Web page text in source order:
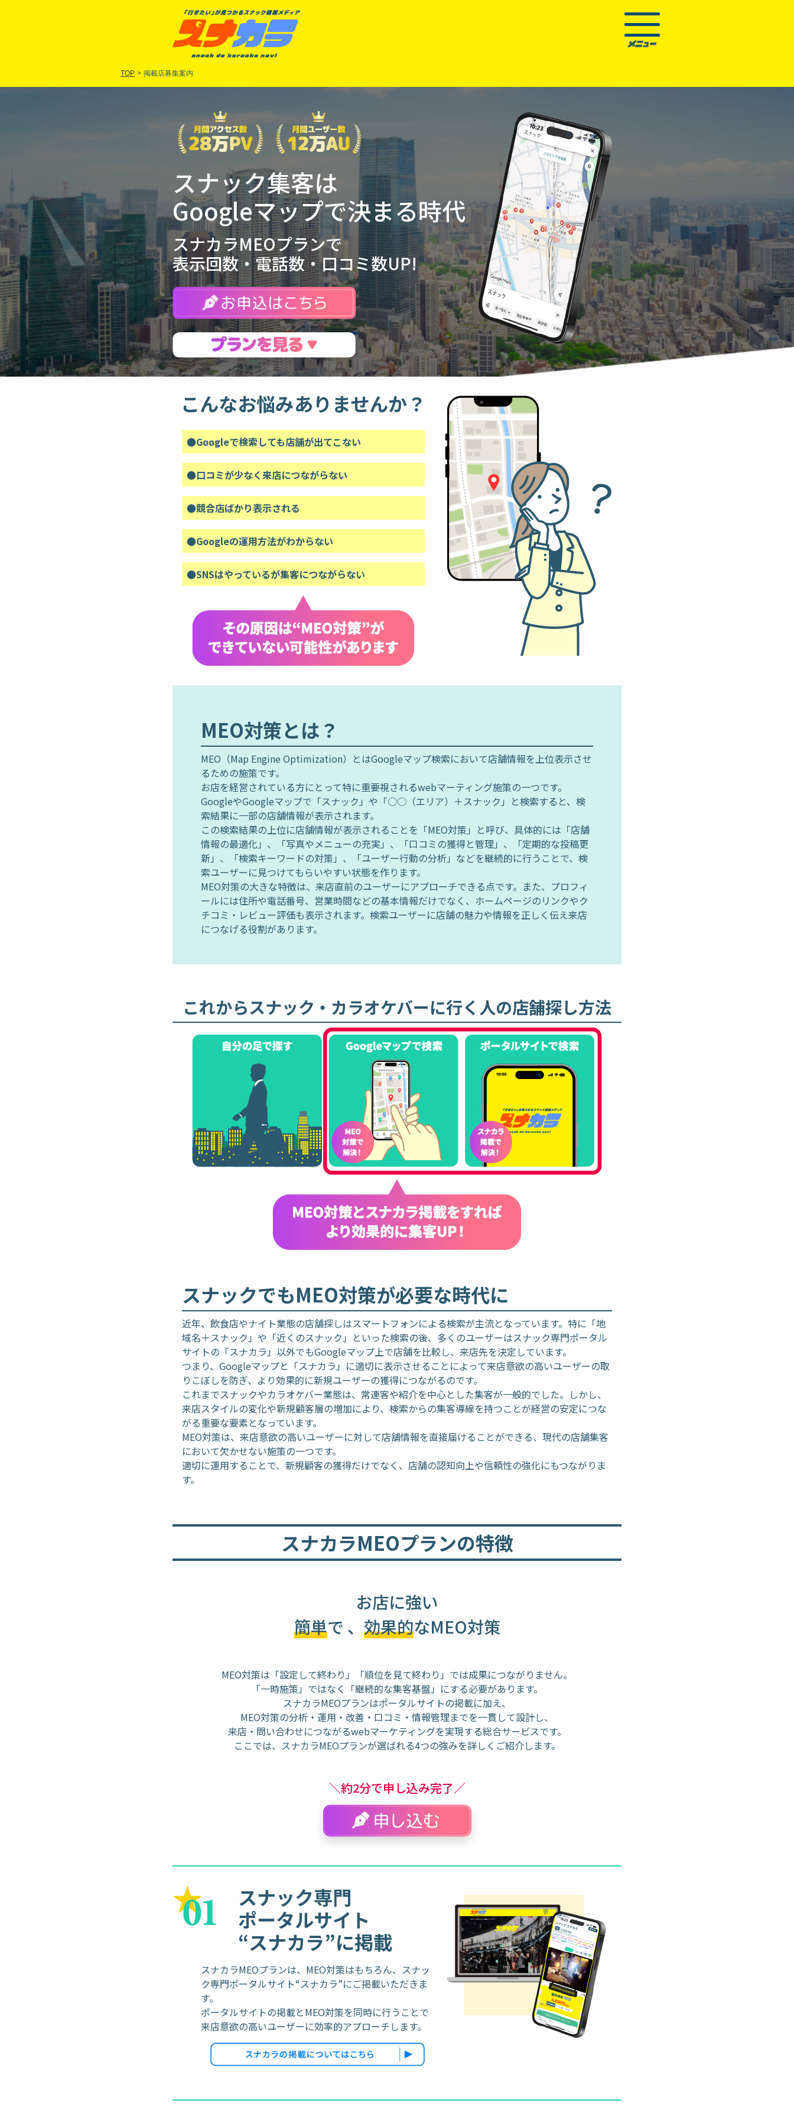
TOP > 掲載店募集案内
スナック集客は
Googleマップで決まる時代
スナカラMEOプランで
表示回数・電話数・口コミ数UP!
こんなお悩みありませんか？
●Googleで検索しても店舗が出てこない
●口コミが少なく来店につながらない
●競合店ばかり表示される
●Googleの運用方法がわからない
●SNSはやっているが集客につながらない
MEO対策とは？
MEO（Map Engine Optimization）とはGoogleマップ検索において店舗情報を上位表示させ
るための施策です。
お店を経営されている方にとって特に重要視されるwebマーティング施策の一つです。
GoogleやGoogleマップで「スナック」や「○○（エリア）＋スナック」と検索すると、検
索結果に一部の店舗情報が表示されます。
この検索結果の上位に店舗情報が表示されることを「MEO対策」と呼び、具体的には「店舗
情報の最適化」、「写真やメニューの充実」、「口コミの獲得と管理」、「定期的な投稿更
新」、「検索キーワードの対策」、「ユーザー行動の分析」などを継続的に行うことで、検
索ユーザーに見つけてもらいやすい状態を作ります。
MEO対策の大きな特徴は、来店直前のユーザーにアプローチできる点です。また、プロフィ
ールには住所や電話番号、営業時間などの基本情報だけでなく、ホームページのリンクやク
チコミ・レビュー評価も表示されます。検索ユーザーに店舗の魅力や情報を正しく伝え来店
につなげる役割があります。
これからスナック・カラオケバーに行く人の店舗探し方法
スナックでもMEO対策が必要な時代に
近年、飲食店やナイト業態の店舗探しはスマートフォンによる検索が主流となっています。特に「地
域名＋スナック」や「近くのスナック」といった検索の後、多くのユーザーはスナック専門ポータル
サイトの「スナカラ」以外でもGoogleマップ上で店舗を比較し、来店先を決定しています。
つまり、Googleマップと「スナカラ」に適切に表示させることによって来店意欲の高いユーザーの取
りこぼしを防ぎ、より効果的に新規ユーザーの獲得につながるのです。
これまでスナックやカラオケバー業態は、常連客や紹介を中心とした集客が一般的でした。しかし、
来店スタイルの変化や新規顧客層の増加により、検索からの集客導線を持つことが経営の安定につな
がる重要な要素となっています。
MEO対策は、来店意欲の高いユーザーに対して店舗情報を直接届けることができる、現代の店舗集客
において欠かせない施策の一つです。
適切に運用することで、新規顧客の獲得だけでなく、店舗の認知向上や信頼性の強化にもつながりま
す。
スナカラMEOプランの特徴
お店に強い
簡単で 、 効果的なMEO対策
MEO対策は「設定して終わり」「順位を見て終わり」では成果につながりません。
「一時施策」ではなく「継続的な集客基盤」にする必要があります。
スナカラMEOプランはポータルサイトの掲載に加え、
MEO対策の分析・運用・改善・口コミ・情報管理までを一貫して設計し、
来店・問い合わせにつながるwebマーケティングを実現する総合サービスです。
ここでは、スナカラMEOプランが選ばれる4つの強みを詳しくご紹介します。
＼約2分で申し込み完了／
スナック専門
ポータルサイト
“スナカラ”に掲載
スナカラMEOプランは、MEO対策はもちろん、スナッ
ク専門ポータルサイト“スナカラ”にご掲載いただきま
す。
ポータルサイトの掲載とMEO対策を同時に行うことで
来店意欲の高いユーザーに効率的アプローチします。